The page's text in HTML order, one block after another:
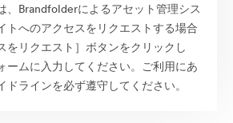
、Brandfolderによるアセット管理シス
トへのアクセスをリクエストする場合
をリクエスト］ボタンをクリックし
ームに入力してください。ご利用にあ
ドラインを必ず遵守してください。